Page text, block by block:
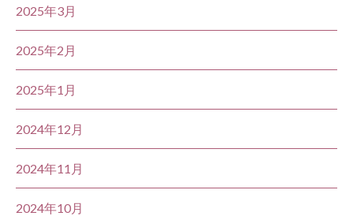
2025年3月
2025年2月
2025年1月
2024年12月
2024年11月
2024年10月